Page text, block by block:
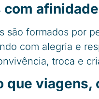
com
são formados por
com alegria e
troca e
que